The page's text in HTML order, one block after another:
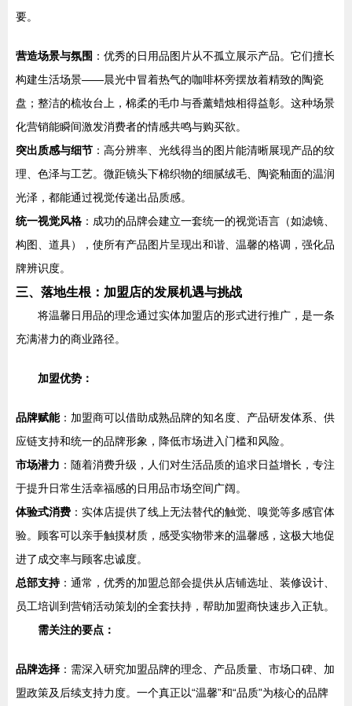
要。
营造场景与氛围 ：优秀的日用品图片从不孤立展示产品。它们擅长
构建生活场景——晨光中冒着热气的咖啡杯旁摆放着精致的陶瓷
盘；整洁的梳妆台上，棉柔的毛巾与香薰蜡烛相得益彰。这种场景
化营销能瞬间激发消费者的情感共鸣与购买欲。
突出质感与细节 ：高分辨率、光线得当的图片能清晰展现产品的纹
理、色泽与工艺。微距镜头下棉织物的细腻绒毛、陶瓷釉面的温润
光泽，都能通过视觉传递出品质感。
统一视觉风格 ：成功的品牌会建立一套统一的视觉语言（如滤镜、
构图、道具），使所有产品图片呈现出和谐、温馨的格调，强化品
牌辨识度。
三、落地生根：加盟店的发展机遇与挑战
将温馨日用品的理念通过实体加盟店的形式进行推广，是一条
充满潜力的商业路径。
加盟优势：
品牌赋能：加盟商可以借助成熟品牌的知名度、产品研发体系、供
应链支持和统一的品牌形象，降低市场进入门槛和风险。
市场潜力 ：随着消费升级，人们对生活品质的追求日益增长，专注
于提升日常生活幸福感的日用品市场空间广阔。
体验式消费 ：实体店提供了线上无法替代的触觉、嗅觉等多感官体
验。顾客可以亲手触摸材质，感受实物带来的温馨感，这极大地促
进了成交率与顾客忠诚度。
总部支持：通常，优秀的加盟总部会提供从店铺选址、装修设计、
员工培训到营销活动策划的全套扶持，帮助加盟商快速步入正轨。
需关注的要点：
品牌选择 ：需深入研究加盟品牌的理念、产品质量、市场口碑、加
盟政策及后续支持力度。一个真正以“温馨”和“品质”为核心的品牌